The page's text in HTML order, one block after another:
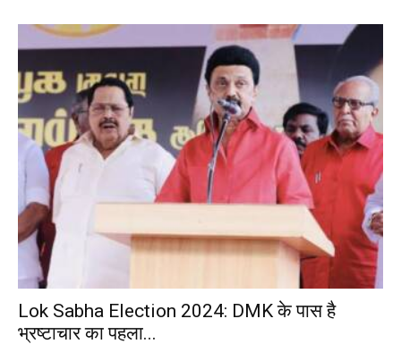
Lok Sabha Election 2024: DMK के पास है
भ्रष्टाचार का पहला...